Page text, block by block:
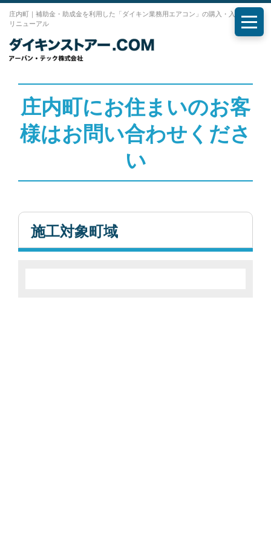
庄内町｜補助金・助成金を利用した「ダイキン業務用エアコン」の購入・入れ替え・
リニューアル
メニ
庄内町にお住まいのお客
様はお問い合わせくださ
い
施工対象町域